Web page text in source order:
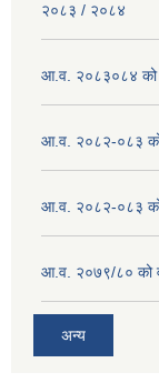
२०८३ / २०८४
आ.व. २०८३०८४ को
आ.व. २०८२-०८३ को
आ.व. २०८२-०८३ को
आ.व. २०७९/८० को
अन्य